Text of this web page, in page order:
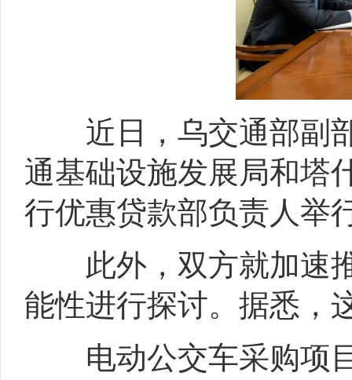
近日，乌交通部副部
通基础设施发展局和塔
行优惠贷款部负责人举
此外，双方就加速推
能性进行探讨。据悉，
电动公交车采购项目